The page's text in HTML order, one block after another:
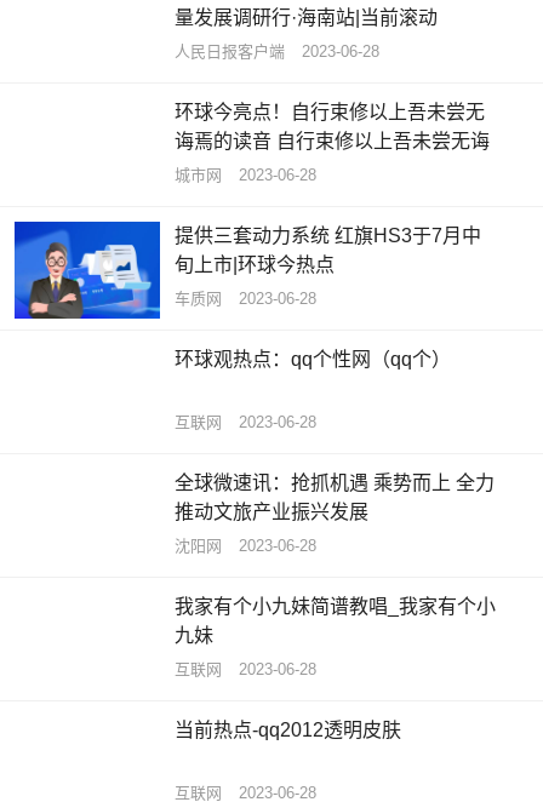
量发展调研行·海南站|当前滚动
​人民日报客户端 2023-06-28
环球今亮点！自行束修以上吾未尝无
诲焉的读音 自行束修以上吾未尝无诲
城市网 2023-06-28
提供三套动力系统 红旗HS3于7月中
旬上市|环球今热点
车质网 2023-06-28
环球观热点：qq个性网（qq个）
互联网 2023-06-28
全球微速讯：抢抓机遇 乘势而上 全力
推动文旅产业振兴发展
沈阳网 2023-06-28
我家有个小九妹简谱教唱_我家有个小
九妹
互联网 2023-06-28
当前热点-qq2012透明皮肤
互联网 2023-06-28